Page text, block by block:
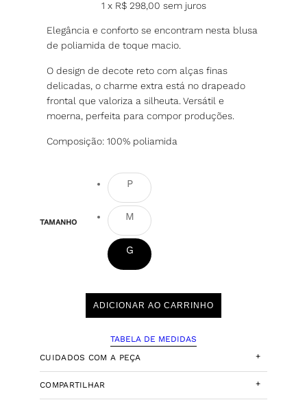
1 x R$298,00 sem juros
Elegância e conforto se encontram nesta blusa
de poliamida de toque macio.
O design de decote reto com alças finas
delicadas, o charme extra está no drapeado
frontal que valoriza a silheuta. Versátil e
moerna, perfeita para compor produções.
Composição: 100% poliamida
TAMANHO
P
M
G
ADICIONAR AO CARRINHO
TABELA DE MEDIDAS
CUIDADOS COM A PEÇA
+
COMPARTILHAR +